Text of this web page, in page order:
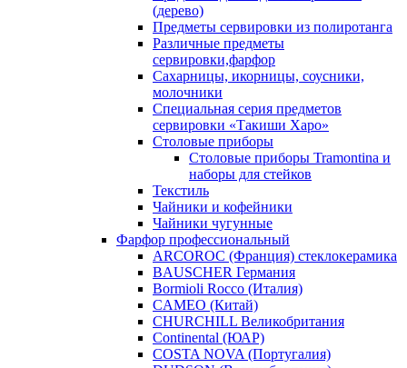
(дерево)
Предметы сервировки из полиротанга
Различные предметы
сервировки,фарфор
Сахарницы, икорницы, соусники,
молочники
Специальная серия предметов
сервировки «Такиши Харо»
Столовые приборы
Столовые приборы Trаmоntina и
наборы для стейков
Текстиль
Чайники и кофейники
Чайники чугунные
Фарфор профессиональный
ARCOROC (Франция) стеклокерамика
BAUSCHER Германия
Bormioli Rocco (Италия)
CAMEO (Китай)
CHURCHILL Великобритания
Continental (ЮАР)
COSTA NOVA (Португалия)